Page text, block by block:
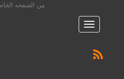
من الصفحه
القائمه